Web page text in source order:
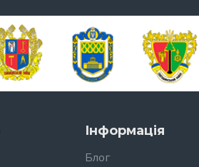
Інформація
Блог